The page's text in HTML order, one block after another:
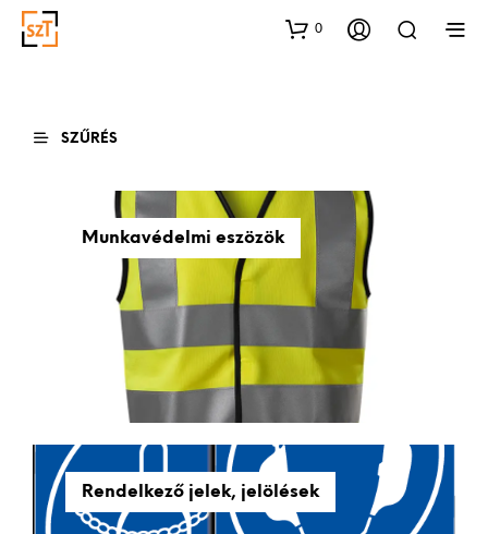
0
SZŰRÉS
Munkavédelmi eszözök
Rendelkező jelek, jelölések